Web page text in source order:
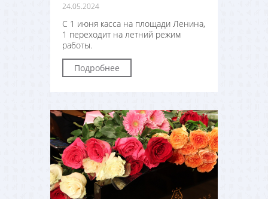
24.05.2024
С 1 июня касса на площади Ленина,
1 переходит на летний режим
работы.
Подробнее